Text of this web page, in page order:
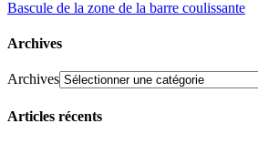
Bascule de la zone de la barre coulissante
Archives
Archives
Articles récents